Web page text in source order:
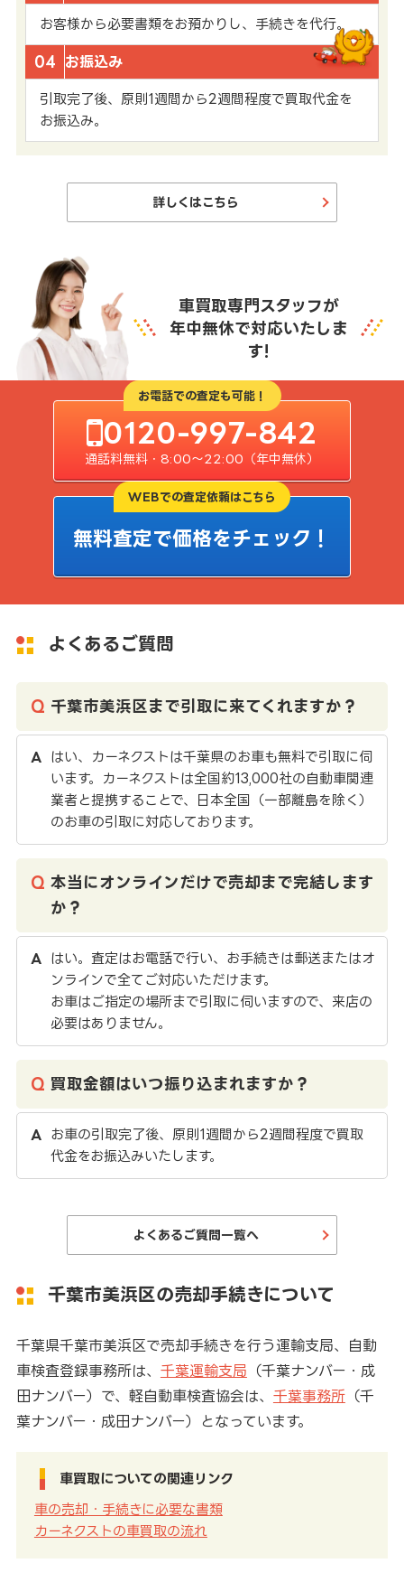
お客様から必要書類をお預かりし、手続きを代行。
04 お振込み
引取完了後、原則1週間から2週間程度で買取代金を
お振込み。
詳しくはこちら
車買取専門スタッフが
年中無休で対応いたしま
す!
お電話での査定も可能！
0120-997-842
通話料無料・8:00〜22:00（年中無休）
WEBでの査定依頼はこちら
無料査定で価格をチェック！
よくあるご質問
千葉市美浜区まで引取に来てくれますか？
はい、カーネクストは千葉県のお車も無料で引取に伺
います。カーネクストは全国約13,000社の自動車関連
業者と提携することで、日本全国（一部離島を除く）
のお車の引取に対応しております。
本当にオンラインだけで売却まで完結します
か？
はい。査定はお電話で行い、お手続きは郵送またはオ
ンラインで全てご対応いただけます。
お車はご指定の場所まで引取に伺いますので、来店の
必要はありません。
買取金額はいつ振り込まれますか？
お車の引取完了後、原則1週間から2週間程度で買取
代金をお振込みいたします。
よくあるご質問一覧へ
千葉市美浜区の売却手続きについて
千葉県千葉市美浜区で売却手続きを行う運輸支局、自動
車検査登録事務所は、 千葉運輸支局 （千葉ナンバー・成
田ナンバー）で、軽自動車検査協会は、 千葉事務所（千
葉ナンバー・成田ナンバー）となっています。
車買取についての関連リンク
車の売却・手続きに必要な書類
カーネクストの車買取の流れ